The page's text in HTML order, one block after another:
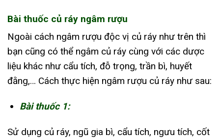
Bài thuốc củ ráy ngâm rượu
Ngoài cách ngâm rượu độc vị củ ráy như trên thì
bạn cũng có thể ngâm củ ráy cùng với các dược
liệu khác như cẩu tích, đỗ trọng, trần bì, huyết
đằng,… Cách thực hiện ngâm rượu củ ráy như sau:
Bài thuốc 1:
Sử dụng củ ráy, ngũ gia bì, cẩu tích, ngưu tích, cốt